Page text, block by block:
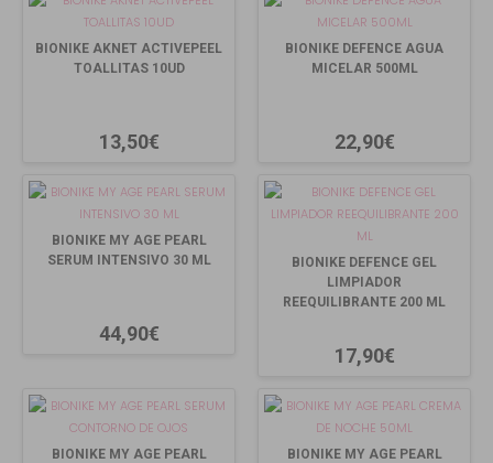
BIONIKE AKNET ACTIVEPEEL
TOALLITAS 10UD
13,50€
BIONIKE DEFENCE AGUA
MICELAR 500ML
22,90€
BIONIKE MY AGE PEARL
SERUM INTENSIVO 30 ML
44,90€
BIONIKE DEFENCE GEL
LIMPIADOR
REEQUILIBRANTE 200 ML
17,90€
BIONIKE MY AGE PEARL
BIONIKE MY AGE PEARL